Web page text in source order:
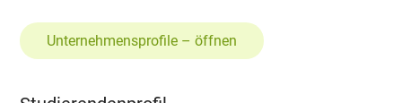
Unternehmensprofile – öffnen